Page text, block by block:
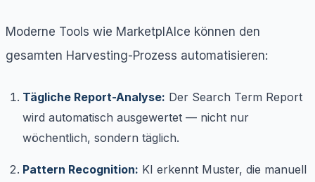
Moderne Tools wie MarketplAIce können den
gesamten Harvesting-Prozess automatisieren:
Tägliche Report-Analyse: Der Search Term Report
wird automatisch ausgewertet — nicht nur
wöchentlich, sondern täglich.
Pattern Recognition: KI erkennt Muster, die manuell